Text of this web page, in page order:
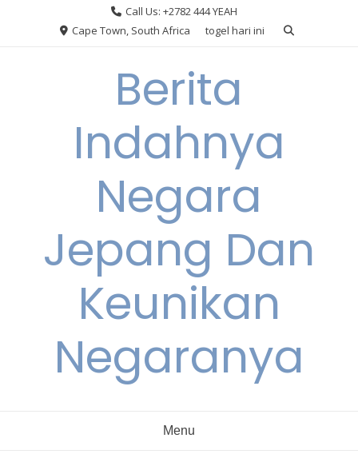
Call Us: +2782 444 YEAH
Cape Town, South Africa
togel hari ini
Berita
Indahnya
Negara
Jepang Dan
Keunikan
Negaranya
Menu